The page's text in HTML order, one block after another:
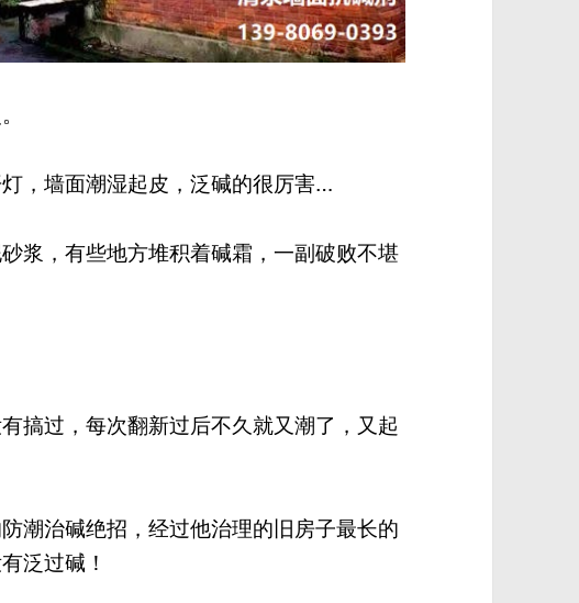
，墙面潮湿起皮，泛碱的很厉害…
浆，有些地方堆积着碱霜，一副破败不堪
搞过，每次翻新过后不久就又潮了，又起
潮治碱绝招，经过他治理的旧房子最长的
泛过碱！